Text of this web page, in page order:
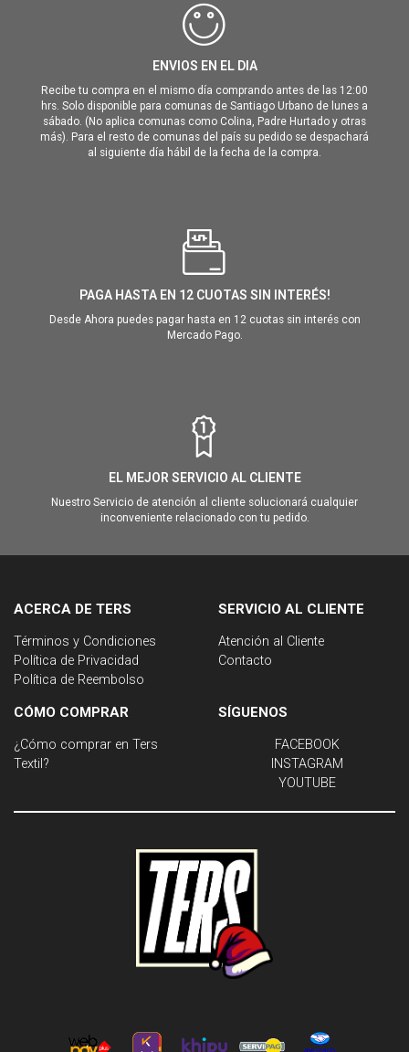
ENVIOS EN EL DIA
Recibe tu compra en el mismo día comprando antes de las 12:00
hrs. Solo disponible para comunas de Santiago Urbano de lunes a
sábado. (No aplica comunas como Colina, Padre Hurtado y otras
más). Para el resto de comunas del país su pedido se despachará
al siguiente día hábil de la fecha de la compra.
PAGA HASTA EN 12 CUOTAS SIN INTERÉS!
Desde Ahora puedes pagar hasta en 12 cuotas sin interés con
Mercado Pago.
EL MEJOR SERVICIO AL CLIENTE
Nuestro Servicio de atención al cliente solucionará cualquier
inconveniente relacionado con tu pedido.
ACERCA DE TERS
Términos y Condiciones
Política de Privacidad
Política de Reembolso
SERVICIO AL CLIENTE
Atención al Cliente
Contacto
CÓMO COMPRAR
¿Cómo comprar en Ters
Textil?
SÍGUENOS
FACEBOOK
INSTAGRAM
YOUTUBE